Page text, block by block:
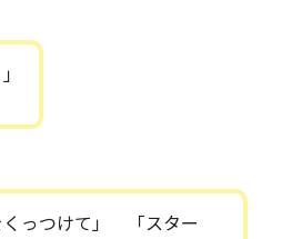
くっつけて」 「スター